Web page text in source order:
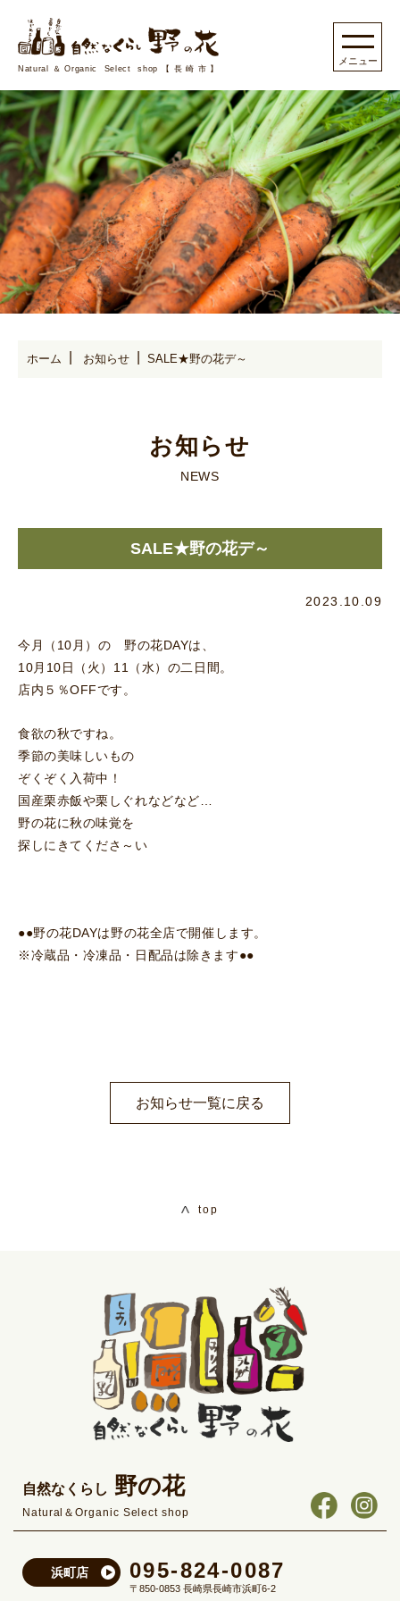
Natural＆Organic Select shop【長崎市】
ホーム お知らせ SALE★野の花デ～
お知らせ
NEWS
SALE★野の花デ～
2023.10.09
今月（10月）の 野の花DAYは、
10月10日（火）11（水）の二日間。
店内５％OFFです。
食欲の秋ですね。
季節の美味しいもの
ぞくぞく入荷中！
国産栗赤飯や栗しぐれなどなど…
野の花に秋の味覚を
探しにきてくださ～い
●●野の花DAYは野の花全店で開催します。
※冷蔵品・冷凍品・日配品は除きます●●
お知らせ一覧に戻る
top
自然なくらし 野の花
Natural＆Organic Select shop
浜町店 095-824-0087
〒850-0853 長崎県長崎市浜町6-2